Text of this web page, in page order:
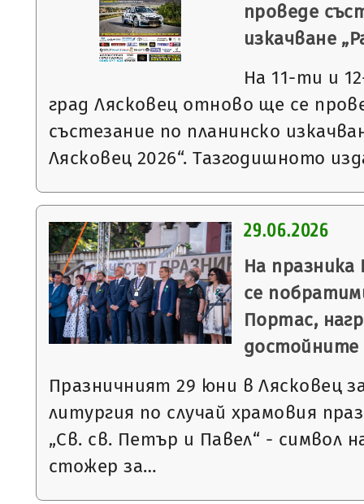
проведе
изкачване
На 11-ти и
град Лясковец отново ще се
състезание по планинско
Лясковец 2026“. Тазгодишното
29.06.2026
На
се
Портас,
достойните
Празничният 29 юни в Лясковец
литургия по случай храмовия
„Св. св. Петър и Павел“ - символ
стожер за…